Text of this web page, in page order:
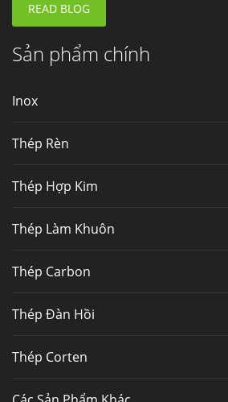
nhất, Mua Inconel 625
Hợp kim N06625 là
READ BLOG
Sản phẩm chính
Inox
Thép Rèn
Thép Hợp Kim
Thép Làm Khuôn
Thép Carbon
Thép Đàn Hồi
Thép Corten